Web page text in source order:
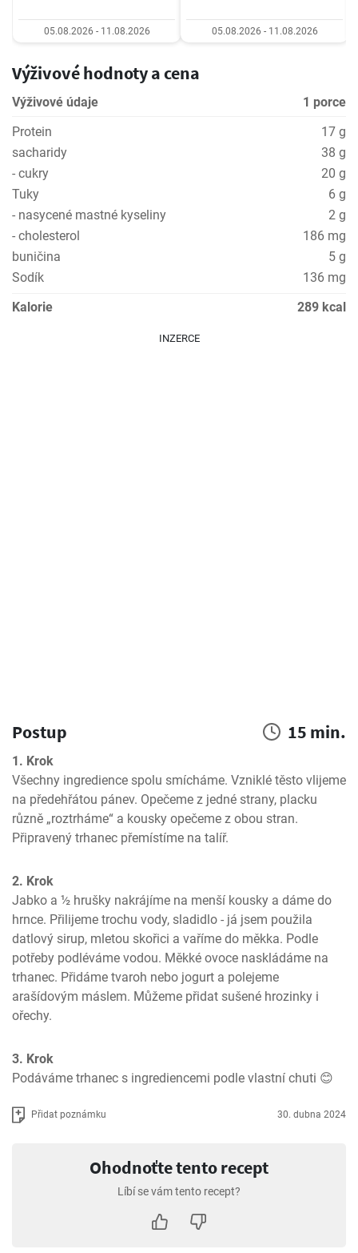
05.08.2026 - 11.08.2026 05.08.2026 - 11.08.2026
Výživové hodnoty a cena
Výživové údaje
1 porce
Protein
17 g
sacharidy
38 g
- cukry
20 g
Tuky
6 g
- nasycené mastné kyseliny
2 g
- cholesterol
186 mg
buničina
5 g
Sodík
136 mg
Kalorie
289 kcal
INZERCE
Postup 15 min.
1. Krok
Všechny ingredience spolu smícháme. Vzniklé těsto vlijeme
na předehřátou pánev. Opečeme z jedné strany, placku
různě „roztrháme“ a kousky opečeme z obou stran.
Připravený trhanec přemístíme na talíř.
2. Krok
Jabko a ½ hrušky nakrájíme na menší kousky a dáme do
hrnce. Přilijeme trochu vody, sladidlo - já jsem použila
datlový sirup, mletou skořici a vaříme do měkka. Podle
potřeby podléváme vodou. Měkké ovoce naskládáme na
trhanec. Přidáme tvaroh nebo jogurt a polejeme
arašídovým máslem. Můžeme přidat sušené hrozinky i
ořechy.
3. Krok
Podáváme trhanec s ingrediencemi podle vlastní chuti 😊
Přidat poznámku 30. dubna 2024
Ohodnoťte tento recept
Líbí se vám tento recept?